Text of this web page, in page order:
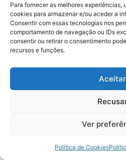
Para fornecer as melhores experiências,
cookies para armazenar e/ou aceder a
Consentir com essas tecnologias nos
comportamento de navegação ou IDs
consentir ou retirar o consentimento
recursos e funções.
Aceitar
Ver
Política de Cookies
Design by pragmatic
Complaints Book
Privacy Policy
©2023, All rights reserved